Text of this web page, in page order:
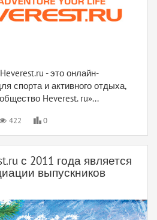
- это онлайн-
спорта и активного отдыха,
Heverest. ru»...
422 0
с 2011 года является
выпускников